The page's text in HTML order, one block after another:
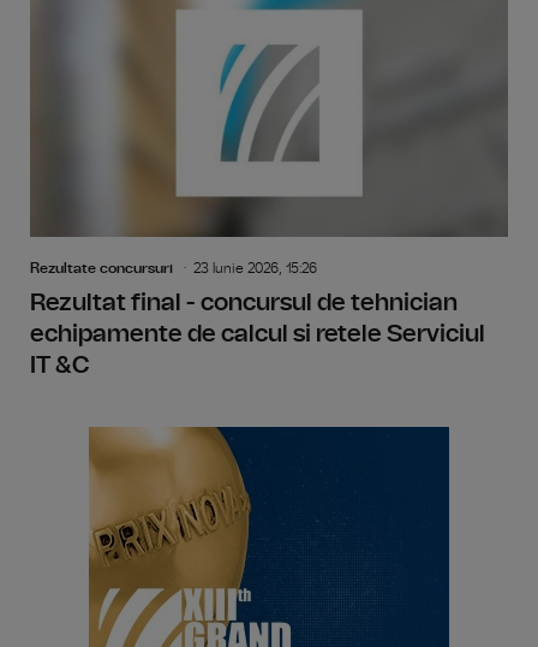
Rezultate concursuri 23 Iunie 2026, 15:26
Rezultat final - concursul de tehnician
echipamente de calcul si retele Serviciul
IT &C